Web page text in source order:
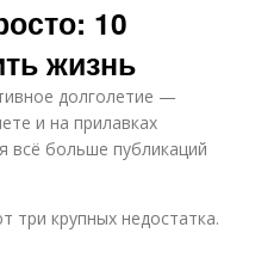
10
жизнь
долголетие —
и на прилавках
всё больше публикаций
три крупных недостатка.